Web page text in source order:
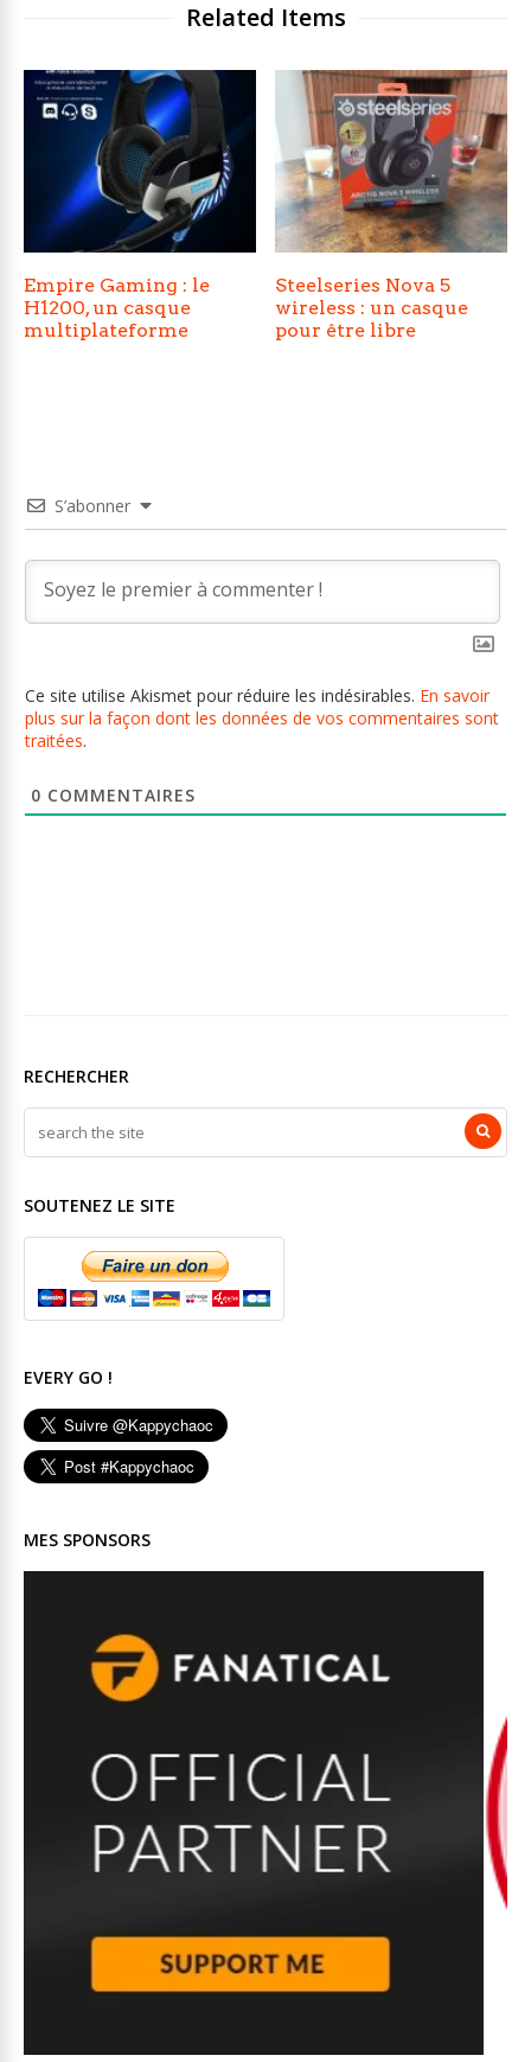
Related Items
Empire Gaming : le
H1200, un casque
multiplateforme
Steelseries Nova 5
wireless : un casque
pour être libre
S’abonner
Ce site utilise Akismet pour réduire les indésirables. En savoir
plus sur la façon dont les données de vos commentaires sont
traitées.
0 COMMENTAIRES
RECHERCHER
SOUTENEZ LE SITE
EVERY GO !
MES SPONSORS